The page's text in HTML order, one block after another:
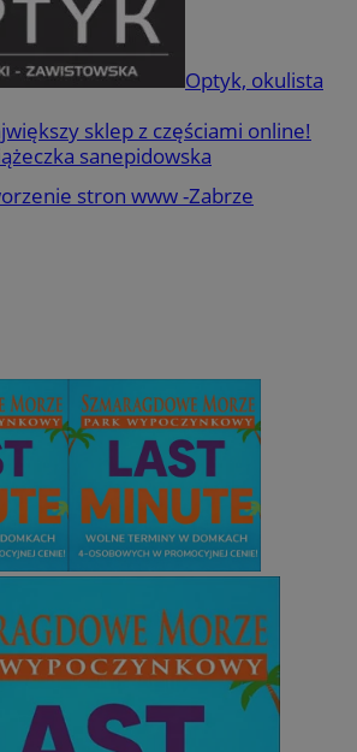
Optyk, okulista
sklep z częściami online!
sanepidowska
stron www -Zabrze